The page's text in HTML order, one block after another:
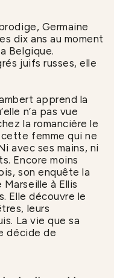
Germaine
dix ans au moment
Belgique.
juifs russes, elle
apprend la
n’a pas vue
la romancière le
femme qui ne
avec ses mains, ni
Encore moins
son enquête la
à Ellis
Elle découvre le
leurs
La vie que sa
décide de